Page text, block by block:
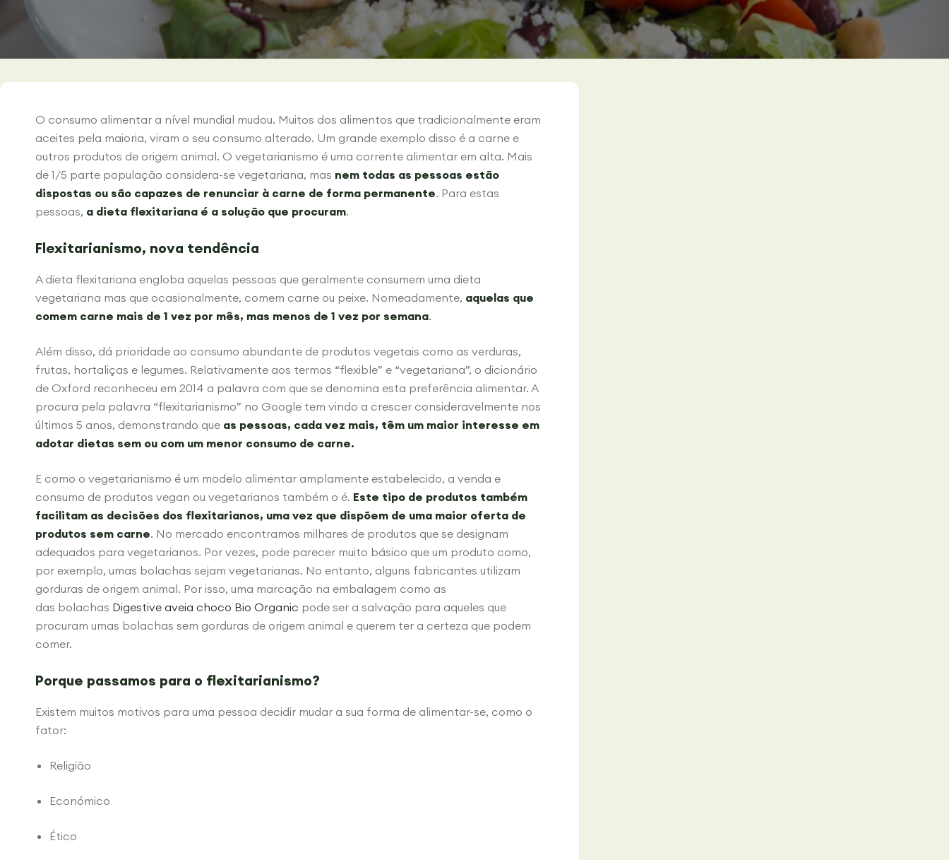
O consumo alimentar a nível mundial mudou. Muitos dos alimentos que tradicionalmente eram
aceites pela maioria, viram o seu consumo alterado. Um grande exemplo disso é a carne e
outros produtos de origem animal. O vegetarianismo é uma corrente alimentar em alta. Mais
de 1/5 parte população considera-se vegetariana, mas nem todas as pessoas estão
dispostas ou são capazes de renunciar à carne de forma permanente. Para estas
pessoas, a dieta flexitariana é a solução que procuram.
Flexitarianismo, nova tendência
A dieta flexitariana engloba aquelas pessoas que geralmente consumem uma dieta
vegetariana mas que ocasionalmente, comem carne ou peixe. Nomeadamente, aquelas que
comem carne mais de 1 vez por mês, mas menos de 1 vez por semana.
Além disso, dá prioridade ao consumo abundante de produtos vegetais como as verduras,
frutas, hortaliças e legumes. Relativamente aos termos “flexible” e “vegetariana”, o dicionário
de Oxford reconheceu em 2014 a palavra com que se denomina esta preferência alimentar. A
procura pela palavra “flexitarianismo” no Google tem vindo a crescer consideravelmente nos
últimos 5 anos, demonstrando que as pessoas, cada vez mais, têm um maior interesse em
adotar dietas sem ou com um menor consumo de carne.
E como o vegetarianismo é um modelo alimentar amplamente estabelecido, a venda e
consumo de produtos vegan ou vegetarianos também o é. Este tipo de produtos também
facilitam as decisões dos flexitarianos, uma vez que dispõem de uma maior oferta de
produtos sem carne. No mercado encontramos milhares de produtos que se designam
adequados para vegetarianos. Por vezes, pode parecer muito básico que um produto como,
por exemplo, umas bolachas sejam vegetarianas. No entanto, alguns fabricantes utilizam
gorduras de origem animal. Por isso, uma marcação na embalagem como as
das bolachas Digestive aveia choco Bio Organic pode ser a salvação para aqueles que
procuram umas bolachas sem gorduras de origem animal e querem ter a certeza que podem
comer.
Porque passamos para o flexitarianismo?
Existem muitos motivos para uma pessoa decidir mudar a sua forma de alimentar-se, como o
fator:
Religião
Económico
Ético